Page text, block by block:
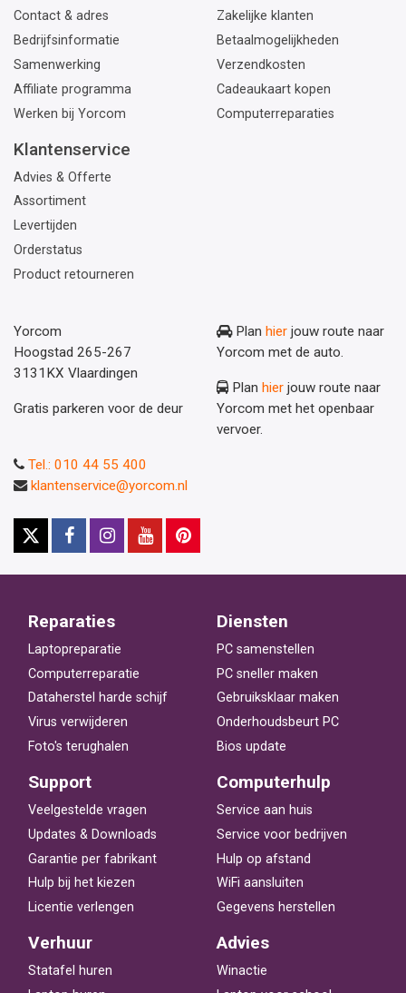
Contact & adres
Bedrijfsinformatie
Samenwerking
Affiliate programma
Werken bij Yorcom
Zakelijke klanten
Betaalmogelijkheden
Verzendkosten
Cadeaukaart kopen
Computerreparaties
Klantenservice
Advies & Offerte
Assortiment
Levertijden
Orderstatus
Product retourneren
Yorcom
Hoogstad 265-267
3131KX Vlaardingen
Gratis parkeren voor de deur
Plan hier jouw route naar
Yorcom met de auto.
Plan hier jouw route naar
Yorcom met het openbaar
vervoer.
Tel.: 010 44 55 400
klantenservice@yorcom.nl
Reparaties
Laptopreparatie
Computerreparatie
Dataherstel harde schijf
Virus verwijderen
Foto's terughalen
Diensten
PC samenstellen
PC sneller maken
Gebruiksklaar maken
Onderhoudsbeurt PC
Bios update
Support
Veelgestelde vragen
Updates & Downloads
Garantie per fabrikant
Hulp bij het kiezen
Licentie verlengen
Computerhulp
Service aan huis
Service voor bedrijven
Hulp op afstand
WiFi aansluiten
Gegevens herstellen
Verhuur
Statafel huren
Advies
Winactie